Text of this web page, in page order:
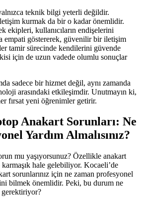
teknik bilgi yeterli değildir.
kurmak da bir o kadar önemlidir.
ekipleri, kullanıcıların endişelerini
empati göstererek, güvenilir bir iletişim
tamir sürecinde kendilerini güvende
için de uzun vadede olumlu sonuçlar
sadece bir hizmet değil, aynı zamanda
arasındaki etkileşimdir. Unutmayın ki,
fırsat yeni öğrenimler getirir.
Anakart Sorunları: Ne
Yardım Almalısınız?
mu yaşıyorsunuz? Özellikle anakart
karmaşık hale gelebiliyor. Kocaeli’de
sorunlarınız için ne zaman profesyonel
bilmek önemlidir. Peki, bu durum ne
gerektiriyor?